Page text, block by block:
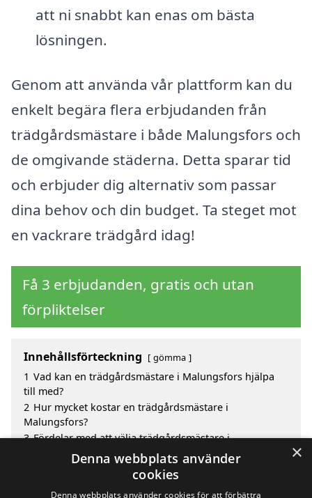
att ni snabbt kan enas om bästa
lösningen.
Genom att använda vår plattform kan du
enkelt begära flera erbjudanden från
trädgårdsmästare i både Malungsfors och
de omgivande städerna. Detta sparar tid
och erbjuder dig alternativ som passar
dina behov och din budget. Ta steget mot
en vackrare trädgård idag!
Få 3 erbjudanden, gratis och utan
förpliktelser
Innehållsförteckning gömma
1 Vad kan en trädgårdsmästare i Malungsfors hjälpa
till med?
2 Hur mycket kostar en trädgårdsmästare i
Malungsfors?
3 Fördelar med att välja trädgårdsmästare i
Malungsfors
Sök efter en skicklig trädgårdsmästare i de
omgivande städerna Malungsfors
×
Denna webbplats använder
cookies
Denna webbplats använder cookies för att förbättra